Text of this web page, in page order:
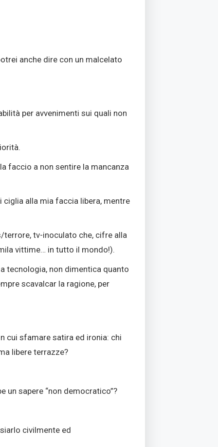
anche dire con un malcelato
per avvenimenti sui quali non
faccio a non sentire la mancanza
ciglia alla mia faccia libera, mentre
terrore, tv-inoculato che, cifre alla
vittime… in tutto il mondo!).
tecnologia, non dimentica quanto
scavalcar la ragione, per
cui sfamare satira ed ironia: chi
libere terrazze?
un sapere “non democratico”?
civilmente ed